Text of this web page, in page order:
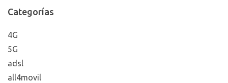
Categorías
4G
5G
adsl
all4movil